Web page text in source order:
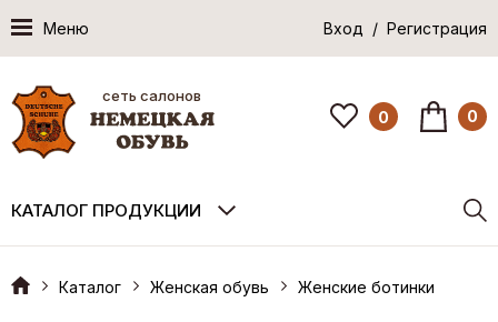
Меню Вход / Регистрация
сеть салонов
0 0
КАТАЛОГ ПРОДУКЦИИ
Каталог Женская обувь Женские ботинки